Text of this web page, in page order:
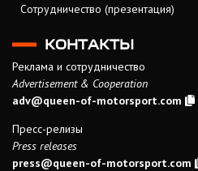
Сотрудничество (презентация)
КОНТАКТЫ
Реклама и сотрудничество
Advertisement & Cooperation
adv@queen-of-motorsport.com
Пресс-релизы
Press releases
press@queen-of-motorsport.com